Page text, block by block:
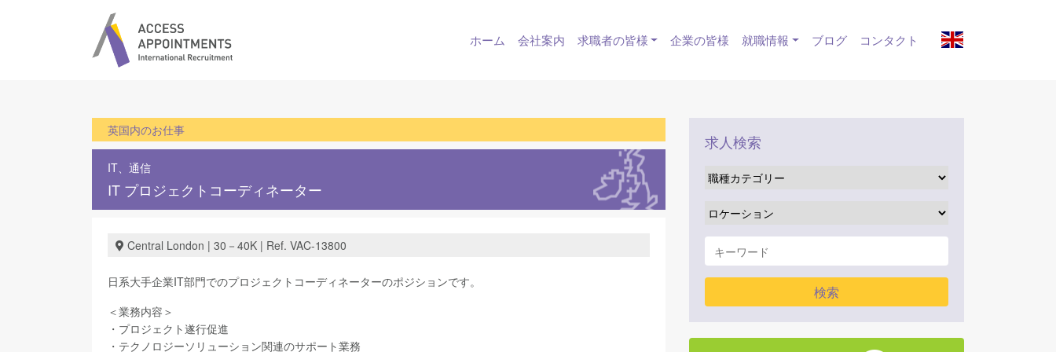
ホーム 会社案内 求職者の皆様 企業の皆様 就職情報 ブログ コンタクト
英国内のお仕事
IT、通信
IT プロジェクトコーディネーター
Central London | 30－40K | Ref. VAC-13800
日系大手企業IT部門でのプロジェクトコーディネーターのポジションです。
＜業務内容＞
・プロジェクト遂行促進
・テクノロジーソリューション関連のサポート業務
求人検索